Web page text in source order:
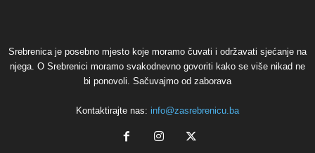
Srebrenica je posebno mjesto koje moramo čuvati i održavati sjećanje na
njega. O Srebrenici moramo svakodnevno govoriti kako se više nikad ne
bi ponovoli. Sačuvajmo od zaborava
Kontaktirajte nas: info@zasrebrenicu.ba